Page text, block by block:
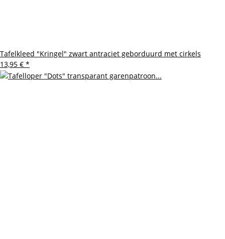
Tafelkleed "Kringel" zwart antraciet geborduurd met cirkels
13,95 € *